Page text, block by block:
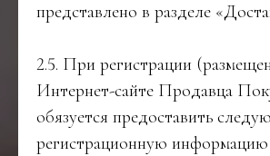
представлено в разделе
2.5. При регистрации
Интернет-сайте Продавца
обязуется предоставить
регистрационную информацию